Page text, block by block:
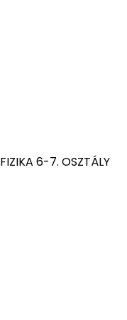
FIZIKA 6-7. OSZTÁLY